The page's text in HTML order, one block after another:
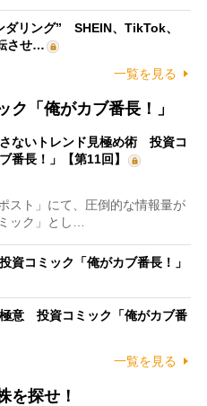
ダリング” SHEIN、TikTok、
させ…
一覧を見る
ク「俺がカブ番長！」
さないトレンド見極め術 投資コ
番長！」【第11回】
スト」にて、圧倒的な情報量が
ック」とし…
コミック「俺がカブ番長！」
意 投資コミック「俺がカブ番
一覧を見る
を探せ！